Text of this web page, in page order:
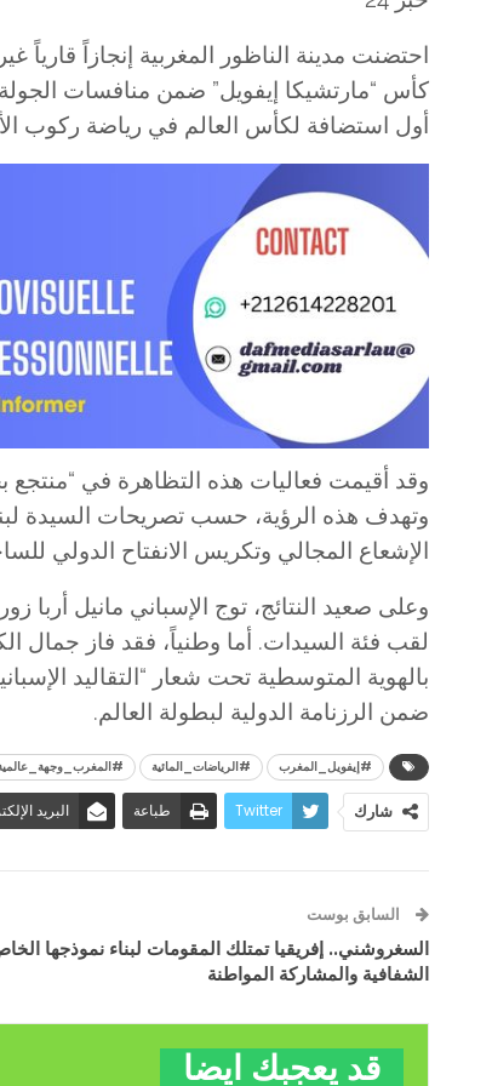
أول استضافة لكأس العالم في رياضة ركوب
​وقد أقيمت فعاليات هذه التظاهرة في “منتجع
وتهدف هذه الرؤية، حسب تصريحات السيدة لبنى
الإشعاع المجالي وتكريس الانفتاح الدولي
​وعلى صعيد النتائج، توج الإسباني مانيل أربا
لقب فئة السيدات. أما وطنياً، فقد فاز
بالهوية المتوسطية تحت شعار “التقاليد
ضمن الرزنامة الدولية لبطولة العالم.
#إيفويل_المغرب #الرياضات_المائية
شارك Twitter طباعة البريد
السابق بوست
السغروشني.. إفريقيا تمتلك المقومات لبناء نموذجها
الشفافية والمشاركة المواطنة
قد يعجبك ايضا